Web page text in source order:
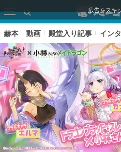
広告をスキ
赫本 動画 殿堂入り記事 イン